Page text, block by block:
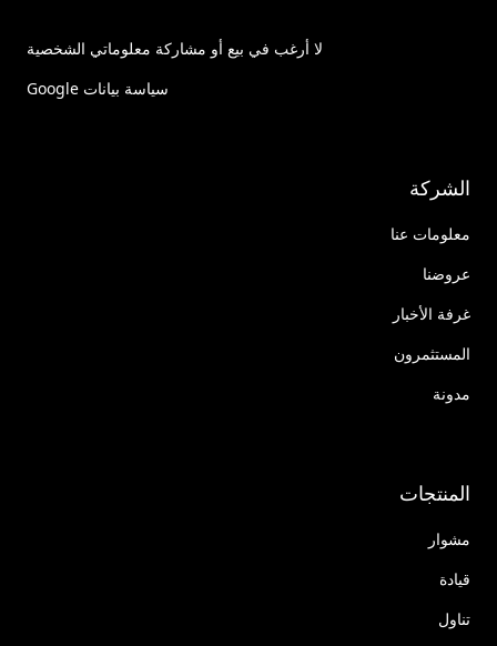
لا أرغب في بيع أو مشاركة معلوماتي الشخصية
سياسة بيانات Google
الشركة
معلومات عنا
عروضنا
غرفة الأخبار
المستثمرون
مدونة
المنتجات
مشوار
قيادة
تناول